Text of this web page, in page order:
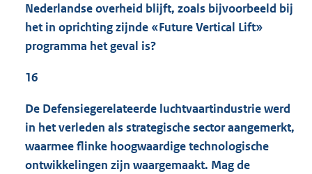
Nederlandse overheid blijft, zoals bijvoorbeeld bij
het in oprichting zijnde «Future Vertical Lift»
programma het geval is?
16
De Defensiegerelateerde luchtvaartindustrie werd
in het verleden als strategische sector aangemerkt,
waarmee flinke hoogwaardige technologische
ontwikkelingen zijn waargemaakt. Mag de